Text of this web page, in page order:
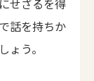
せざるを得
話を持ちか
う。